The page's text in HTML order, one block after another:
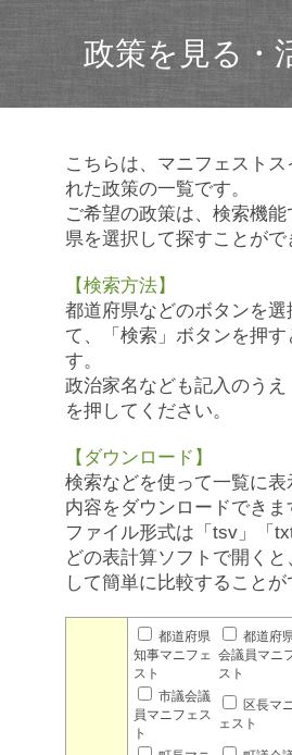
政策を見る・
こちらは、マニフェストス
れた政策の一覧です。
ご希望の政策は、検索機
県を選択して探すことがで
【検索方法】
都道府県などのボタンを選
て、「検索」ボタンを押す
す。
政治家名なども記入のう
を押してください。
【ダウンロード】
検索などを使って一覧に
内容をダウンロードできま
ファイル形式は「tsv」「
どの表計算ソフトで開く
して簡単に比較することが
都道府県
知事マニフェ
スト
都道府
会議員マニ
スト
市議会議
員マニフェス
ト
区長マ
ェスト